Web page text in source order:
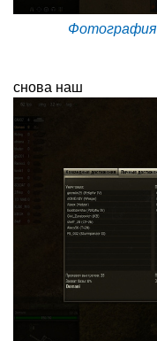
Фотография
снова наш